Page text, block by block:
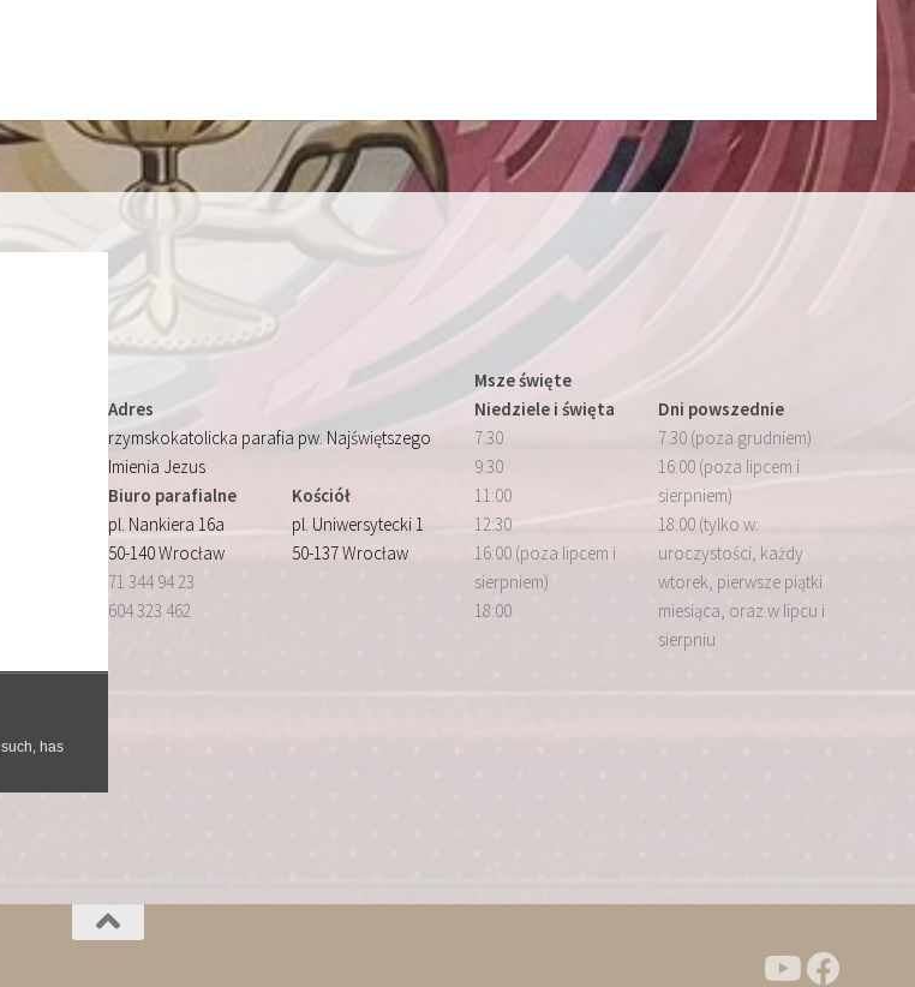
Adres
rzymskokatolicka parafia pw. Najświętszego
Imienia Jezus
Biuro parafialne
pl. Nankiera 16a
50-140 Wrocław
71 344 94 23
604 323 462
Kościół
pl. Uniwersytecki 1
50-137 Wrocław
Msze święte
Niedziele i święta
7:30
9:30
11:00
12:30
16:00 (poza lipcem i
sierpniem)
18:00
Dni powszednie
7:30 (poza grudniem)
16:00 (poza lipcem i
sierpniem)
18:00 (tylko w:
uroczystości, każdy
wtorek, pierwsze piątki
miesiąca, oraz w lipcu i
sierpniu